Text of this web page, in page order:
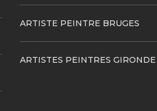
ARTISTE PEINTRE BRUGES
ARTISTES PEINTRES GIRONDE